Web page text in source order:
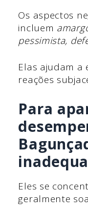
Os aspectos
incluem
pessimista,
Elas ajudam a
reações
Para
Eles se
geralmente